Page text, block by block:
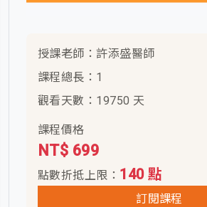
授課老師：許添盛醫師
課程總長：1
觀看天數：19750 天
課程價格
NT$ 699
點數折抵上限： 140 點
訂閱課程